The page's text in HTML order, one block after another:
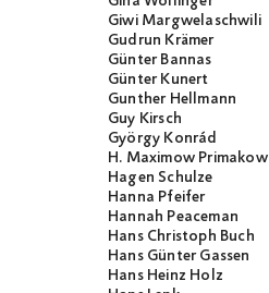
Giwi Margwelaschwili
Gudrun Krämer
Günter Bannas
Günter Kunert
Gunther Hellmann
Guy Kirsch
György Konrád
H. Maximow Primakow
Hagen Schulze
Hanna Pfeifer
Hannah Peaceman
Hans Christoph Buch
Hans Günter Gassen
Hans Heinz Holz